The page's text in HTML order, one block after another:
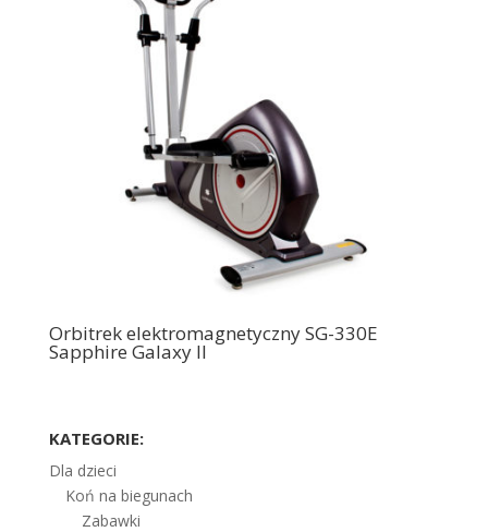
Orbitrek elektromagnetyczny SG-330E
Sapphire Galaxy II
KATEGORIE:
Dla dzieci
Koń na biegunach
Zabawki